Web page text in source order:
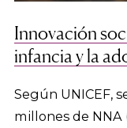
Innovación
infancia y la
Según UNICEF,
millones de NNA